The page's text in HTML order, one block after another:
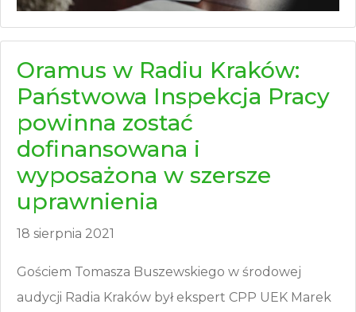
Oramus w Radiu Kraków:
Państwowa Inspekcja Pracy
powinna zostać
dofinansowana i
wyposażona w szersze
uprawnienia
18 sierpnia 2021
Gościem Tomasza Buszewskiego w środowej
audycji Radia Kraków był ekspert CPP UEK Marek